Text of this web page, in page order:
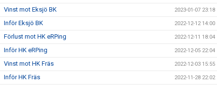
Vinst mot Eksjö BK 2023-01-07 23:18
Inför Eksjö BK 2022-12-12 14:00
Förlust mot HK eRPing 2022-12-11 18:04
Inför HK eRPing 2022-12-05 22:04
Vinst mot HK Fräs 2022-12-03 15:55
Inför HK Fräs 2022-11-28 22:02